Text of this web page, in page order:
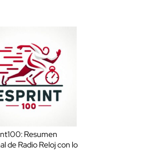
Resumen
de Radio Reloj con lo